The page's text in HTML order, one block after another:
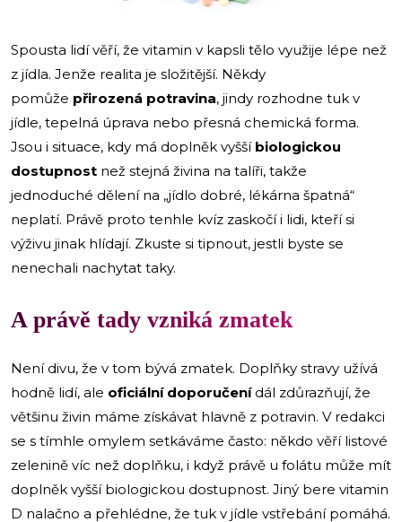
Spousta lidí věří, že vitamin v kapsli tělo využije lépe než
z jídla. Jenže realita je složitější. Někdy
pomůže přirozená potravina, jindy rozhodne tuk v
jídle, tepelná úprava nebo přesná chemická forma.
Jsou i situace, kdy má doplněk vyšší biologickou
dostupnost než stejná živina na talíři, takže
jednoduché dělení na „jídlo dobré, lékárna špatná“
neplatí. Právě proto tenhle kvíz zaskočí i lidi, kteří si
výživu jinak hlídají. Zkuste si tipnout, jestli byste se
nenechali nachytat taky.
A právě tady vzniká zmatek
Není divu, že v tom bývá zmatek. Doplňky stravy užívá
hodně lidí, ale oficiální doporučenídál zdůrazňují, že
většinu živin máme získávat hlavně z potravin. V redakci
se s tímhle omylem setkáváme často: někdo věří listové
zelenině víc než doplňku, i když právě u folátu může mít
doplněk vyšší biologickou dostupnost. Jiný bere vitamin
D nalačno a přehlédne, že tuk v jídle vstřebání pomáhá.